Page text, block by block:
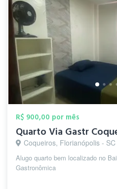
R$ 900,00 por mês
Quarto Via Gastr
Coqueiros, Florianópolis - SC
Alugo quarto bem localizado no
Gastronômica